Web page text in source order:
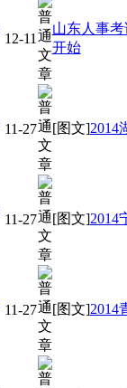
12-11
11-27
11-27
11-27
山东人事
开始
[图文]2014
[图文]2014
[图文]2014